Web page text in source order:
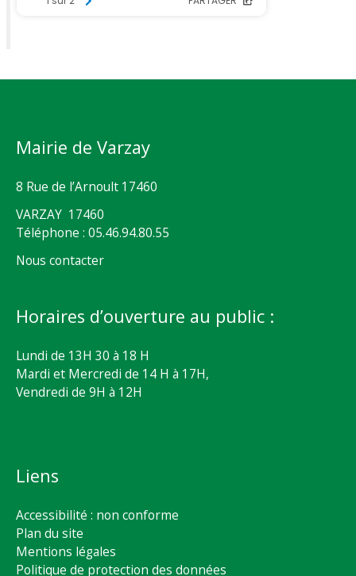
Mairie de Varzay
8 Rue de l’Arnoult 17460
VARZAY 17460
Téléphone : 05.46.94.80.55
Nous contacter
Horaires d’ouverture au public :
Lundi de 13H 30 à 18 H
Mardi et Mercredi de 14 H à 17H,
Vendredi de 9H à 12H
Liens
Accessibilité : non conforme
Plan du site
Mentions légales
Politique de protection des données